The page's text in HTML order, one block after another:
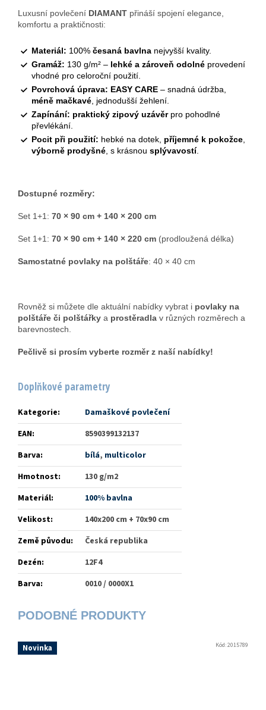
Luxusní povlečení DIAMANT přináší spojení elegance,
komfortu a praktičnosti:
Materiál: 100% česaná bavlna nejvyšší kvality.
Gramáž: 130 g/m² – lehké a zároveň odolné provedení
vhodné pro celoroční použití.
Povrchová úprava: EASY CARE – snadná údržba,
méně mačkavé, jednodušší žehlení.
Zapínání: praktický zipový uzávěrpro pohodlné
převlékání.
Pocit při použití: hebké na dotek, příjemné k pokožce,
výborně prodyšné, s krásnou splývavostí.
Dostupné rozměry:
Set 1+1: 70 × 90 cm + 140 × 200 cm
Set 1+1: 70 × 90 cm + 140 × 220 cm (prodloužená délka)
Samostatné povlaky na polštáře: 40 × 40 cm
Rovněž si můžete dle aktuální nabídky vybrat i povlaky na
polštáře či polštářky a prostěradla v různých rozměrech a
barevnostech.
Pečlivě si prosím vyberte rozměr z naší nabídky!
Doplňkové parametry
Kategorie:
Damaškové povlečení
EAN:
8590399132137
Barva: bílá, multicolor
Hmotnost:
130 g/m2
Materiál:
100% bavlna
Velikost:
140x200 cm + 70x90 cm
Země původu:
Česká republika
Dezén:
12F4
Barva: 0010 / 0000X1
Novinka Kód:2015789